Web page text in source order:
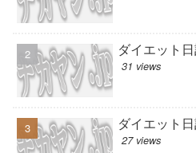
ダイエット
31 views
ダイエット
27 views